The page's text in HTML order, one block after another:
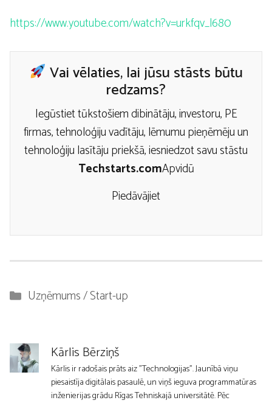
https://www.youtube.com/watch?v=urkfqv_l680
Vai vēlaties, lai jūsu stāsts būtu
redzams?
Iegūstiet tūkstošiem dibinātāju, investoru, PE
firmas, tehnoloģiju vadītāju, lēmumu pieņēmēju un
tehnoloģiju lasītāju priekšā, iesniedzot savu stāstu
Techstarts.comApvidū
Piedāvājiet
Kategorijas
Uzņēmums / Start-up
Kārlis Bērziņš
Kārlis ir radošais prāts aiz "Technologijas". Jaunībā viņu
piesaistīja digitālais pasaulē, un viņš ieguva programmatūras
inženierijas grādu Rīgas Tehniskajā universitātē. Pēc